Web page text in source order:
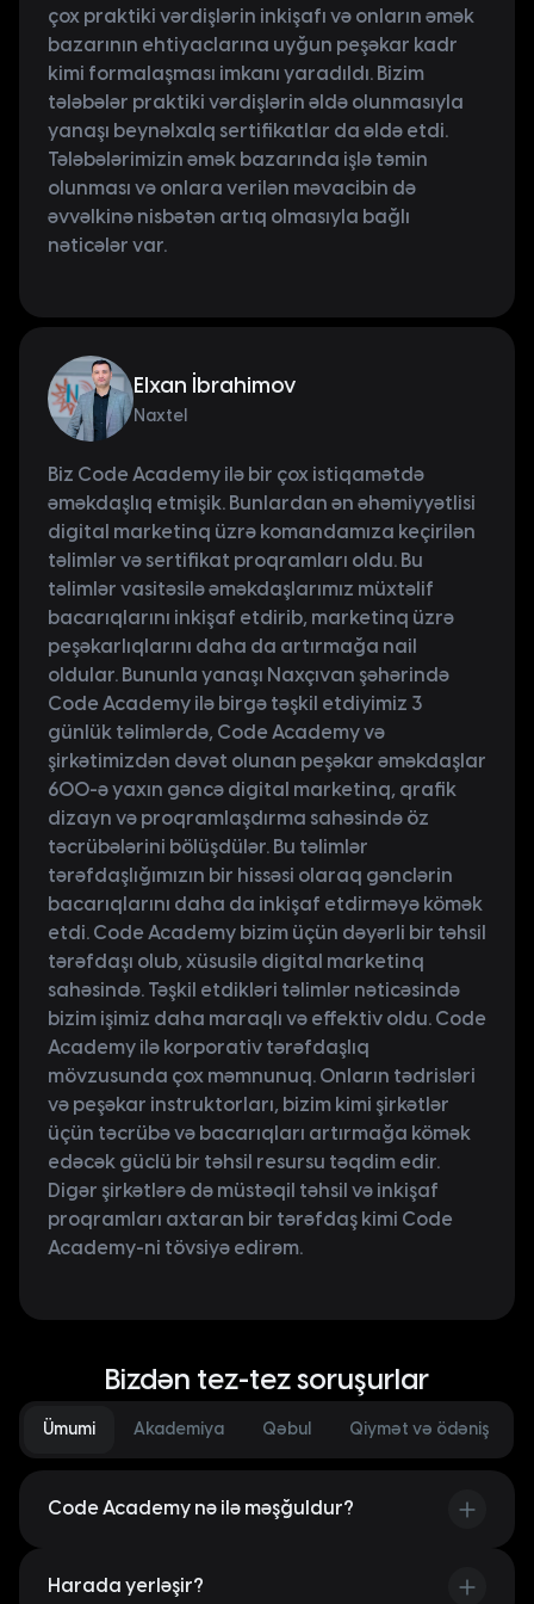
çox praktiki vərdişlərin inkişafı və onların əmək
bazarının ehtiyaclarına uyğun peşəkar kadr
kimi formalaşması imkanı yaradıldı. Bizim
tələbələr praktiki vərdişlərin əldə olunmasıyla
yanaşı beynəlxalq sertifikatlar da əldə etdi.
Tələbələrimizin əmək bazarında işlə təmin
olunması və onlara verilən məvacibin də
əvvəlkinə nisbətən artıq olmasıyla bağlı
nəticələr var.
Elxan İbrahimov
Naxtel
Biz Code Academy ilə bir çox istiqamətdə
əməkdaşlıq etmişik. Bunlardan ən əhəmiyyətlisi
digital marketinq üzrə komandamıza keçirilən
təlimlər və sertifikat proqramları oldu. Bu
təlimlər vasitəsilə əməkdaşlarımız müxtəlif
bacarıqlarını inkişaf etdirib, marketinq üzrə
peşəkarlıqlarını daha da artırmağa nail
oldular. Bununla yanaşı Naxçıvan şəhərində
Code Academy ilə birgə təşkil etdiyimiz 3
günlük təlimlərdə, Code Academy və
şirkətimizdən dəvət olunan peşəkar əməkdaşlar
600-ə yaxın gəncə digital marketinq, qrafik
dizayn və proqramlaşdırma sahəsində öz
təcrübələrini bölüşdülər. Bu təlimlər
tərəfdaşlığımızın bir hissəsi olaraq gənclərin
bacarıqlarını daha da inkişaf etdirməyə kömək
etdi. Code Academy bizim üçün dəyərli bir təhsil
tərəfdaşı olub, xüsusilə digital marketinq
sahəsində. Təşkil etdikləri təlimlər nəticəsində
bizim işimiz daha maraqlı və effektiv oldu. Code
Academy ilə korporativ tərəfdaşlıq
mövzusunda çox məmnunuq. Onların tədrisləri
və peşəkar instruktorları, bizim kimi şirkətlər
üçün təcrübə və bacarıqları artırmağa kömək
edəcək güclü bir təhsil resursu təqdim edir.
Digər şirkətlərə də müstəqil təhsil və inkişaf
proqramları axtaran bir tərəfdaş kimi Code
Academy-ni tövsiyə edirəm.
Bizdən tez-tez soruşurlar
Ümumi Akademiya Qəbul Qiymət və ödəniş
Code Academy nə ilə məşğuldur?
yüksək texnologiyalar sahəsində təcrübəli
mütəxəssislər hazırlayan tədris müəssisəsidir. Code
Harada yerləşir?